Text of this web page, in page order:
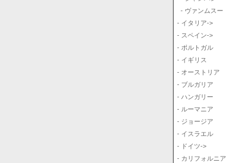
- ヴァンムスー
- イタリア->
- スペイン->
- ポルトガル
- イギリス
- オーストリア
- ブルガリア
- ハンガリー
- ルーマニア
- ジョージア
- イスラエル
- ドイツ->
- カリフォルニア